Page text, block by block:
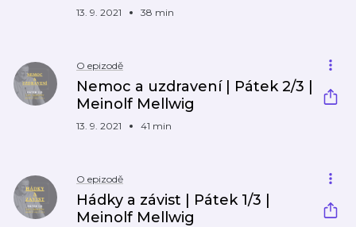
13. 9. 2021 38 min
O epizodě
Nemoc a uzdravení | Pátek 2/3 |
Meinolf Mellwig
13. 9. 2021 41 min
O epizodě
Hádky a závist | Pátek 1/3 |
Meinolf Mellwig